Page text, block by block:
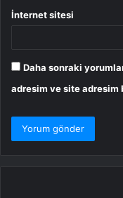
İnternet sitesi
Daha sonraki
adresim ve site adresim